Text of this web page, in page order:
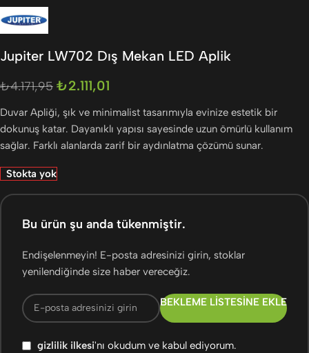
Jupiter LW702 Dış Mekan LED Aplik
₺4.171,95 ₺2.111,01
Duvar Apliği, şık ve minimalist tasarımıyla evinize estetik bir
dokunuş katar. Dayanıklı yapısı sayesinde uzun ömürlü kullanım
sağlar. Farklı alanlarda zarif bir aydınlatma çözümü sunar.
Stokta yok
Bu ürün şu anda tükenmiştir.
Endişelenmeyin! E-posta adresinizi girin, stoklar
yenilendiğinde size haber vereceğiz.
BEKLEME LISTESINE EKLE
gizlilik ilkesi'nı okudum ve kabul ediyorum.